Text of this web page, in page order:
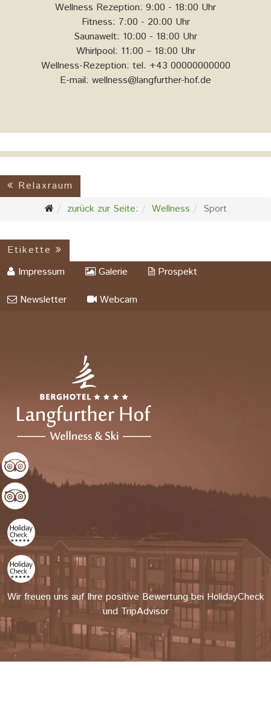
Wellness Rezeption: 9:00 - 18:00 Uhr
Fitness: 7:00 - 20:00 Uhr
Saunawelt: 10:00 - 18:00 Uhr
Whirlpool: 11:00 – 18:00 Uhr
Wellness-Rezeption: tel. +43 00000000000
E-mail: wellness@langfurther-hof.de
Relaxraum
zurück zur Seite:
Wellness Sport
Etikette
Impressum
Galerie
Prospekt
Newsletter
Webcam
Wir freuen uns auf Ihre positive Bewertung bei HolidayCheck
und TripAdvisor